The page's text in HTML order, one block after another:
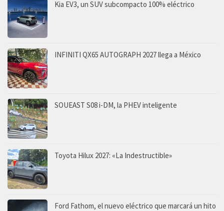
Kia EV3, un SUV subcompacto 100% eléctrico
INFINITI QX65 AUTOGRAPH 2027 llega a México
SOUEAST S08 i-DM, la PHEV inteligente
Toyota Hilux 2027: «La Indestructible»
Ford Fathom, el nuevo eléctrico que marcará un hito